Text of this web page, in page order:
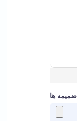
ضمیمه ها